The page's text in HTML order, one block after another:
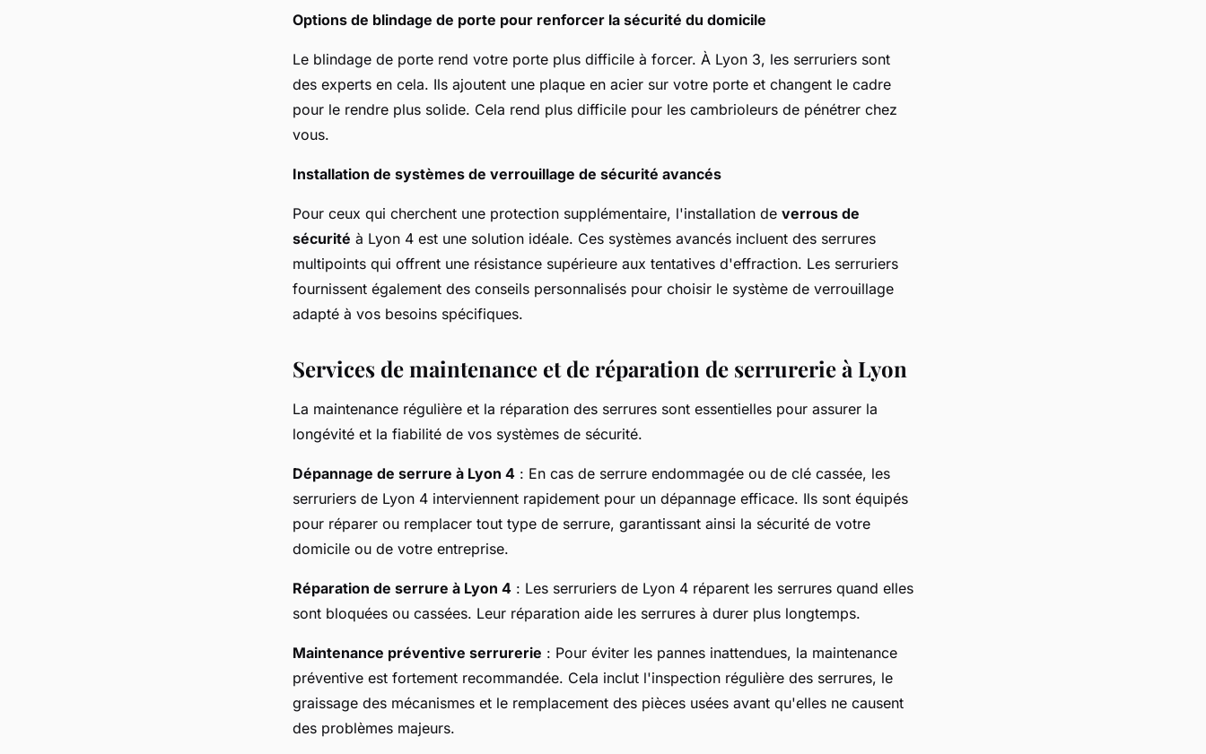
Options de blindage de porte pour renforcer la sécurité du domicile
Le blindage de porte rend votre porte plus difficile à forcer. À Lyon 3, les serruriers sont
des experts en cela. Ils ajoutent une plaque en acier sur votre porte et changent le cadre
pour le rendre plus solide. Cela rend plus difficile pour les cambrioleurs de pénétrer chez
vous.
Installation de systèmes de verrouillage de sécurité avancés
Pour ceux qui cherchent une protection supplémentaire, l'installation de verrous de
sécurité à Lyon 4 est une solution idéale. Ces systèmes avancés incluent des serrures
multipoints qui offrent une résistance supérieure aux tentatives d'effraction. Les serruriers
fournissent également des conseils personnalisés pour choisir le système de verrouillage
adapté à vos besoins spécifiques.
Services de maintenance et de réparation de serrurerie à Lyon
La maintenance régulière et la réparation des serrures sont essentielles pour assurer la
longévité et la fiabilité de vos systèmes de sécurité.
Dépannage de serrure à Lyon 4 : En cas de serrure endommagée ou de clé cassée, les
serruriers de Lyon 4 interviennent rapidement pour un dépannage efficace. Ils sont équipés
pour réparer ou remplacer tout type de serrure, garantissant ainsi la sécurité de votre
domicile ou de votre entreprise.
Réparation de serrure à Lyon 4 : Les serruriers de Lyon 4 réparent les serrures quand elles
sont bloquées ou cassées. Leur réparation aide les serrures à durer plus longtemps.
Maintenance préventive serrurerie : Pour éviter les pannes inattendues, la maintenance
préventive est fortement recommandée. Cela inclut l'inspection régulière des serrures, le
graissage des mécanismes et le remplacement des pièces usées avant qu'elles ne causent
des problèmes majeurs.